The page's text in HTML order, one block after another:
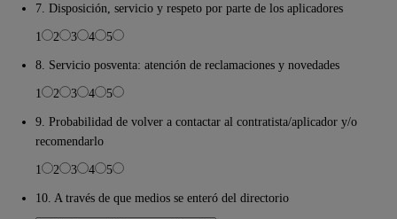
7. Disposición, servicio y respeto por parte de los aplicadores
1
2 3 4
5
8. Servicio posventa: atención de reclamaciones y novedades
1
2 3 4
5
9. Probabilidad de volver a contactar al contratista/aplicador y/o
recomendarlo
1
2 3 4
5
10. A través de que medios se enteró del directorio